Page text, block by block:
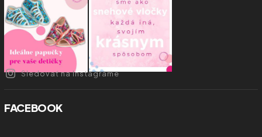
Sledovať na Instagrame
FACEBOOK